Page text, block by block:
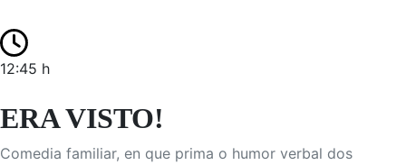
12:45 h
ERA VISTO!
Comedia familiar, en que prima o humor verbal dos